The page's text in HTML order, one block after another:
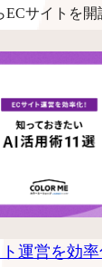
ECサイトを
運営を効